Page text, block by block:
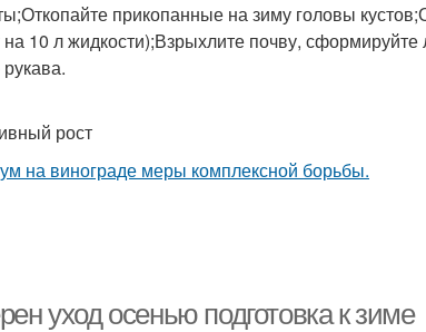
прикопанные на зиму головы
10 л жидкости);Взрыхлите почву, сформируйте
рост
уход осенью подготовка к зиме